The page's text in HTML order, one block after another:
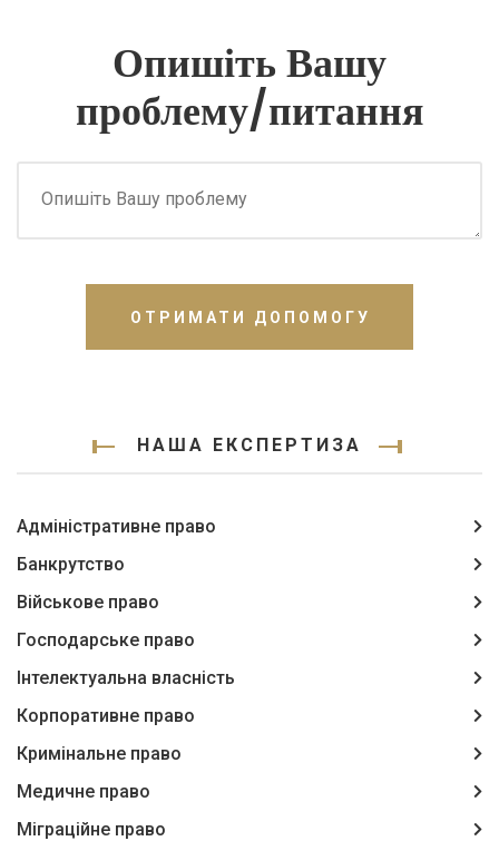
Опишіть Вашу
проблему/питання
ОТРИМАТИ ДОПОМОГУ
НАША ЕКСПЕРТИЗА
Адміністративне право
Банкрутство
Військове право
Господарське право
Інтелектуальна власність
Корпоративне право
Кримінальне право
Медичне право
Міграційне право